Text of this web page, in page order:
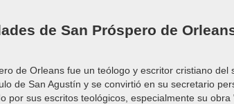
de San Próspero de
de Orleans fue un teólogo y escritor cristiano del
de San Agustín y se convirtió en su secretario
por sus escritos teológicos, especialmente su obra